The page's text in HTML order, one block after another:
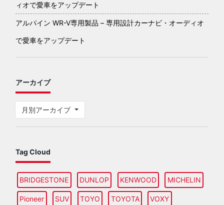
ィオで愛車をアップデート
アルパイン WR-V専用製品 – 専用設計カーナビ・オーディオ
で愛車をアップデート
アーカイブ
月別アーカイブ
Tag Cloud
BRIDGESTONE DUNLOP KENWOOD MICHELIN
Pioneer SUV TOYO TOYOTA VOXY